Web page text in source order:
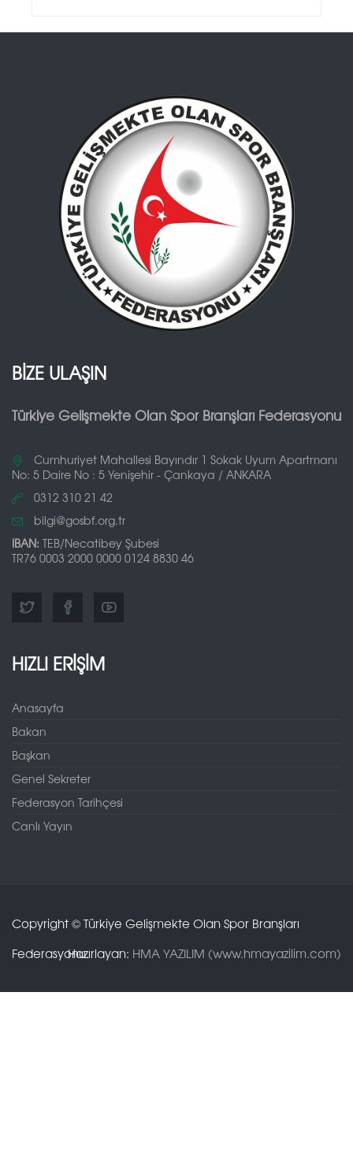
BİZE ULAŞIN
Türkiye Gelişmekte Olan Spor Branşları Federasyonu
Cumhuriyet Mahallesi Bayındır 1 Sokak Uyum Apartmanı
No: 5 Daire No : 5 Yenişehir - Çankaya / ANKARA
0312 310 21 42
bilgi@gosbf.org.tr
IBAN: TEB/Necatibey Şubesi
TR76 0003 2000 0000 0124 8830 46
HIZLI ERİŞİM
Anasayfa
Bakan
Başkan
Genel Sekreter
Federasyon Tarihçesi
Canlı Yayın
Copyright © Türkiye Gelişmekte Olan Spor Branşları
Federasyonu.Hazırlayan: HMA YAZILIM (www.hmayazilim.com)